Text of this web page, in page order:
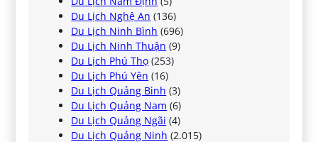
Du Lịch Nghệ An (136)
Du Lịch Ninh Bình (696)
Du Lịch Ninh Thuận (9)
Du Lịch Phú Thọ (253)
Du Lịch Phú Yên (16)
Du Lịch Quảng Bình (3)
Du Lịch Quảng Nam (6)
Du Lịch Quảng Ngãi (4)
Du Lịch Quảng Ninh (2.015)